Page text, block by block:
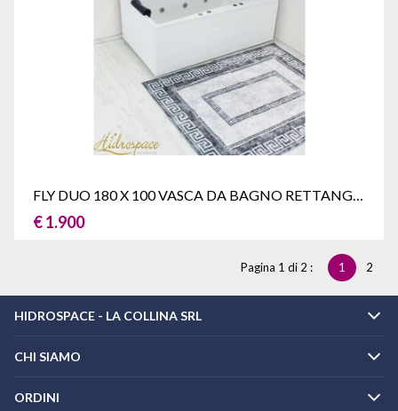
FLY DUO 180 X 100 VASCA DA BAGNO RETTANGOLARE IDROMASSAGGIO DUE POSTI
€ 1.900
Pagina 1 di 2 : 1 2
HIDROSPACE - LA COLLINA SRL
CHI SIAMO
ORDINI